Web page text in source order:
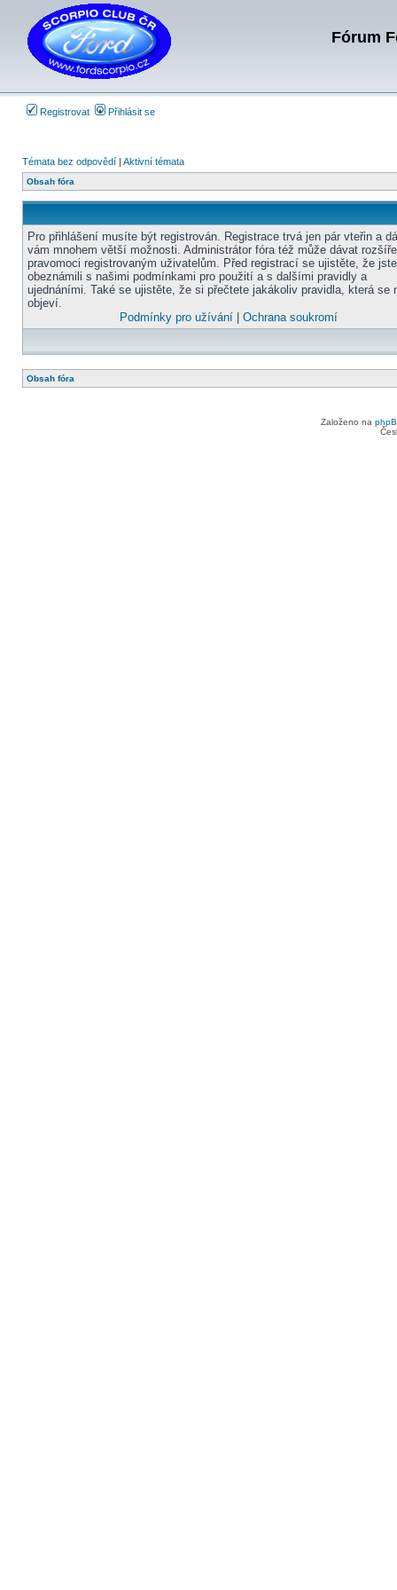
Fórum
Registrovat Přihlásit se
Témata bez odpovědí | Aktivní témata
Obsah fóra
Pro přihlášení musíte být registrován. Registrace trvá jen pár vteřin a
vám mnohem větší možnosti. Administrátor fóra též může dávat
pravomoci registrovaným uživatelům. Před registrací se ujistěte, že
obeznámili s našimi podmínkami pro použití a s dalšími pravidly a
ujednáními. Také se ujistěte, že si přečtete jakákoliv pravidla, která se
objeví.
Podmínky pro užívání| Ochrana soukromí
Obsah fóra
Založeno na